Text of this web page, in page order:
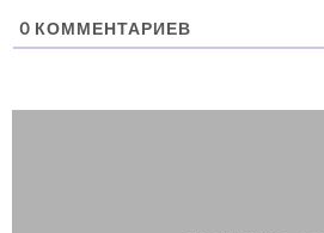
0 КОММЕНТАРИЕВ